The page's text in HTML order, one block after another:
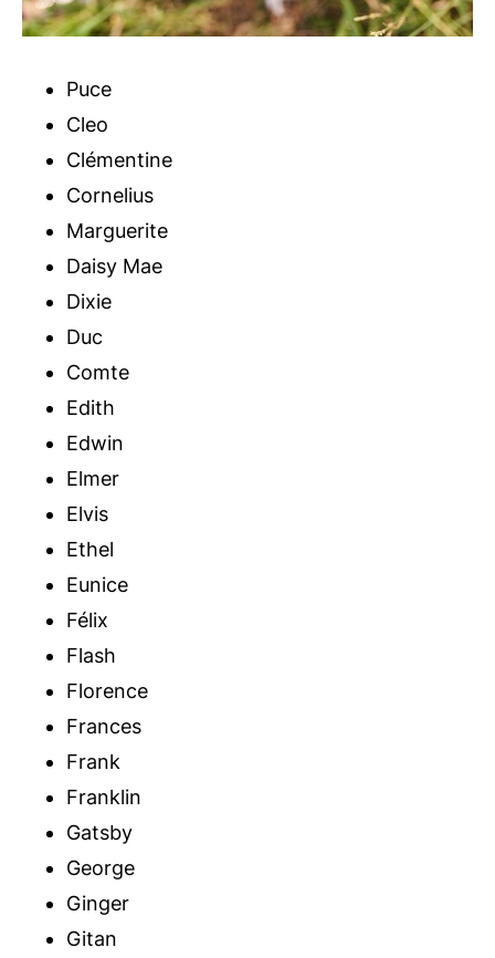
Puce
Cleo
Clémentine
Cornelius
Marguerite
Daisy Mae
Dixie
Duc
Comte
Edith
Edwin
Elmer
Elvis
Ethel
Eunice
Félix
Flash
Florence
Frances
Frank
Franklin
Gatsby
George
Ginger
Gitan